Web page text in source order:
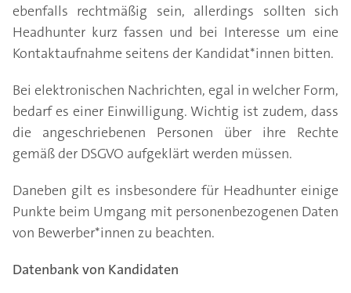
ebenfalls rechtmäßig sein, allerdings sollten sich
Headhunter kurz fassen und bei Interesse um eine
Kontaktaufnahme seitens der Kandidat*innen bitten.
Bei elektronischen Nachrichten, egal in welcher Form,
bedarf es einer Einwilligung. Wichtig ist zudem, dass
die angeschriebenen Personen über ihre Rechte
gemäß der DSGVO aufgeklärt werden müssen.
Daneben gilt es insbesondere für Headhunter einige
Punkte beim Umgang mit personenbezogenen Daten
von Bewerber*innen zu beachten.
Datenbank von Kandidaten